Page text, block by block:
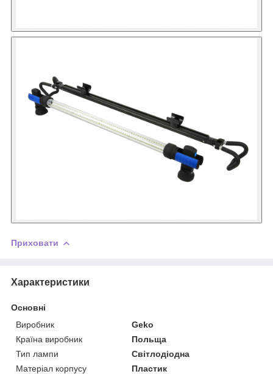
Приховати
Характеристики
Основні
Виробник
Geko
Країна виробник
Польща
Тип лампи
Світлодіодна
Матеріал корпусу
Пластик